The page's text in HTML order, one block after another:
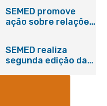
SEMED promove
ação sobre relações
SEMED realiza
segunda edição da